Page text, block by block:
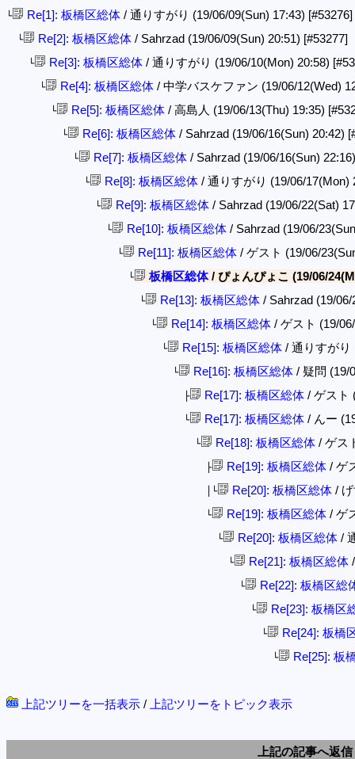
└ Re[1]: 板橋区総体 / 通りすがり (19/06/09(Sun) 17:43) [#53276]
└ Re[2]: 板橋区総体 / Sahrzad (19/06/09(Sun) 20:51) [#53277]
└ Re[3]: 板橋区総体 / 通りすがり (19/06/10(Mon) 20:58)
└ Re[4]: 板橋区総体 / 中学バスケファン (19/06/12(Wed)
└ Re[5]: 板橋区総体 / 高島人 (19/06/13(Thu) 19:35)
└ Re[6]: 板橋区総体 / Sahrzad (19/06/16(Sun) 20:42)
└ Re[7]: 板橋区総体 / Sahrzad (19/06/16(Sun)
└ Re[8]: 板橋区総体 / 通りすがり (19/06/17(Mon)
└ Re[9]: 板橋区総体 / Sahrzad (19/06/22(Sat)
└ Re[10]: 板橋区総体 / Sahrzad (19/06/
└ Re[11]: 板橋区総体 / ゲスト (19/06/
└ 板橋区総体/ ぴょんぴょこ (19/06/
└ Re[13]: 板橋区総体 / Sahrzad (19/
└ Re[14]: 板橋区総体 / ゲスト (19/
└ Re[15]: 板橋区総体 / 通りすがり
└ Re[16]: 板橋区総体 / 疑問 (19/
├ Re[17]: 板橋区総体 / ゲスト
└ Re[17]: 板橋区総体 / んー
└ Re[18]: 板橋区総体 / ゲス
├ Re[19]: 板橋区総体 / ゲ
│└ Re[20]: 板橋区総体 /
└ Re[19]: 板橋区総体 / ゲ
└ Re[20]: 板橋区総体 /
└ Re[21]: 板橋区総体
└ Re[22]: 板橋区総
└ Re[23]: 板橋区
└ Re[24]: 板橋
└ Re[25]: 板
上記ツリーを一括表示 / 上記ツリーをトピック表示
上記の記事へ返信